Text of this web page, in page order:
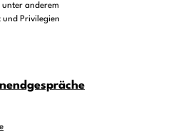
unter anderem
Privilegien